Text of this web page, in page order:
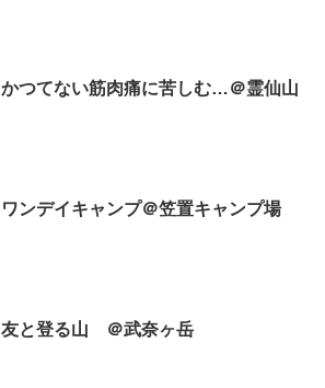
かつてない筋肉痛に苦しむ…＠霊仙山
ワンデイキャンプ＠笠置キャンプ場
友と登る山 ＠武奈ヶ岳